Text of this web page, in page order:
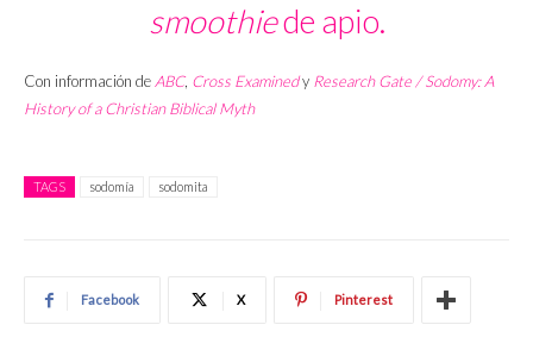
smoothiede apio.
Con información de ABC, Cross Examinedy Research Gate / Sodomy: A
History of a Christian Biblical Myth
TAGS sodomía sodomita
Facebook X Pinterest